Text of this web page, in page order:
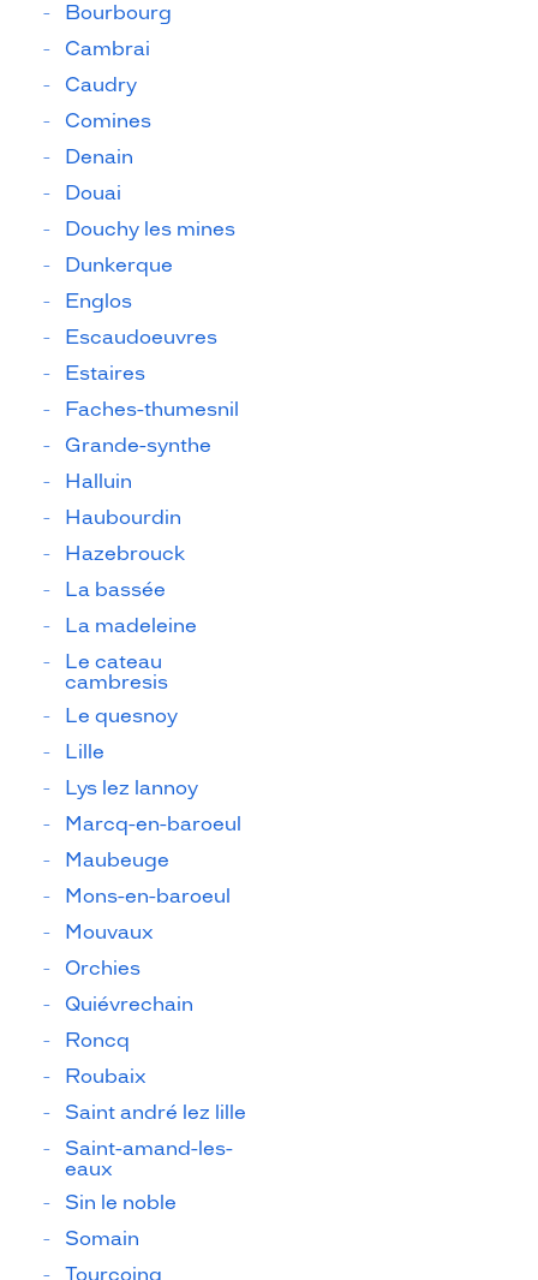
Bourbourg
Cambrai
Caudry
Comines
Denain
Douai
Douchy les mines
Dunkerque
Englos
Escaudoeuvres
Estaires
Faches-thumesnil
Grande-synthe
Halluin
Haubourdin
Hazebrouck
La bassée
La madeleine
Le cateau
cambresis
Le quesnoy
Lille
Lys lez lannoy
Marcq-en-baroeul
Maubeuge
Mons-en-baroeul
Mouvaux
Orchies
Quiévrechain
Roncq
Roubaix
Saint andré lez lille
Saint-amand-les-
eaux
Sin le noble
Somain
Tourcoing